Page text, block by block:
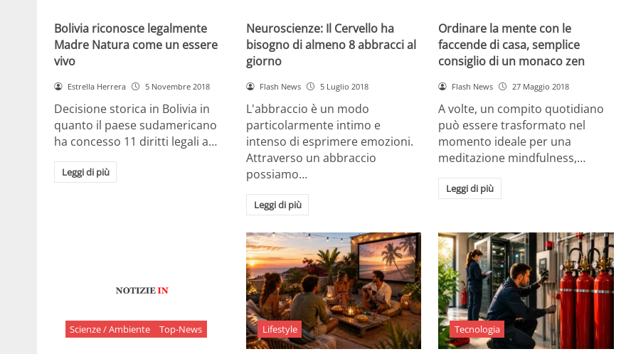
Bolivia riconosce legalmente
Madre Natura come un essere
vivo
Estrella Herrera 5 Novembre 2018
Decisione storica in Bolivia in
quanto il paese sudamericano
ha concesso 11 diritti legali a…
Leggi di più
Neuroscienze: Il Cervello ha
bisogno di almeno 8 abbracci al
giorno
Flash News 5 Luglio 2018
L'abbraccio è un modo
particolarmente intimo e
intenso di esprimere emozioni.
Attraverso un abbraccio
possiamo…
Leggi di più
Ordinare la mente con le
faccende di casa, semplice
consiglio di un monaco zen
Flash News 27 Maggio 2018
A volte, un compito quotidiano
può essere trasformato nel
momento ideale per una
meditazione mindfulness,…
Leggi di più
Scienze / Ambiente Top-News Lifestyle Tecnologia